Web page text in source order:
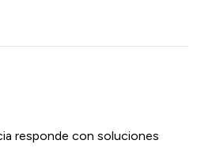
responde con soluciones